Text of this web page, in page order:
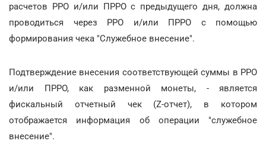
расчетов РРО и/или ПРРО с предыдущего дня, должна
проводиться через РРО и/или ПРРО с помощью
формирования чека "Служебное внесение".
Подтверждение внесения соответствующей суммы в РРО
и/или ПРРО, как разменной монеты, - является
фискальный отчетный чек (Z-отчет), в котором
отображается информация об операции "служебное
внесение".